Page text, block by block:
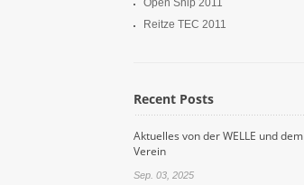
Open Ship 2011
Reitze TEC 2011
Recent Posts
Aktuelles von der WELLE und dem
Verein
Sep. 03, 2025